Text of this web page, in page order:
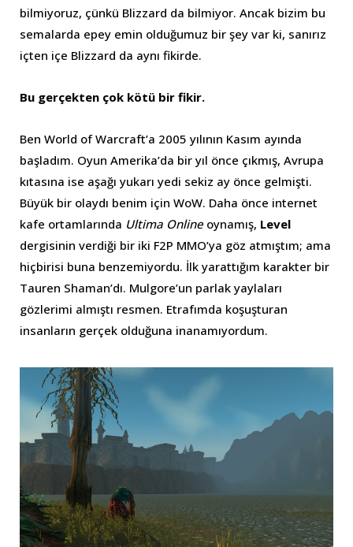
bilmiyoruz, çünkü Blizzard da bilmiyor. Ancak bizim bu
semalarda epey emin olduğumuz bir şey var ki, sanırız
içten içe Blizzard da aynı fikirde.
Bu gerçekten çok kötü bir fikir.
Ben World of Warcraft’a 2005 yılının Kasım ayında
başladım. Oyun Amerika’da bir yıl önce çıkmış, Avrupa
kıtasına ise aşağı yukarı yedi sekiz ay önce gelmişti.
Büyük bir olaydı benim için WoW. Daha önce internet
kafe ortamlarında Ultima Online oynamış, Level
dergisinin verdiği bir iki F2P MMO’ya göz atmıştım; ama
hiçbirisi buna benzemiyordu. İlk yarattığım karakter bir
Tauren Shaman’dı. Mulgore’un parlak yaylaları
gözlerimi almıştı resmen. Etrafımda koşuşturan
insanların gerçek olduğuna inanamıyordum.